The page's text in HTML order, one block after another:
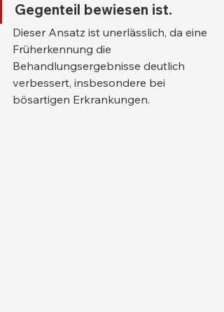
Gegenteil bewiesen ist.
Dieser Ansatz ist unerlässlich, da eine
Früherkennung die
Behandlungsergebnisse deutlich
verbessert, insbesondere bei
bösartigen Erkrankungen.